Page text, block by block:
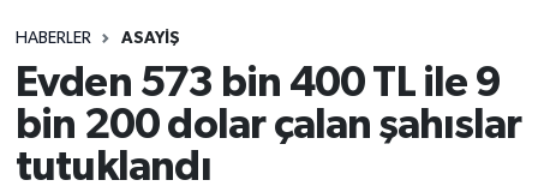
HABERLER ASAYİŞ
Evden 573 bin 400 TL ile 9
bin 200 dolar çalan şahıslar
tutuklandı
SPOR
YAŞAM
Son Dakika Haberleri
Haber Arşivi